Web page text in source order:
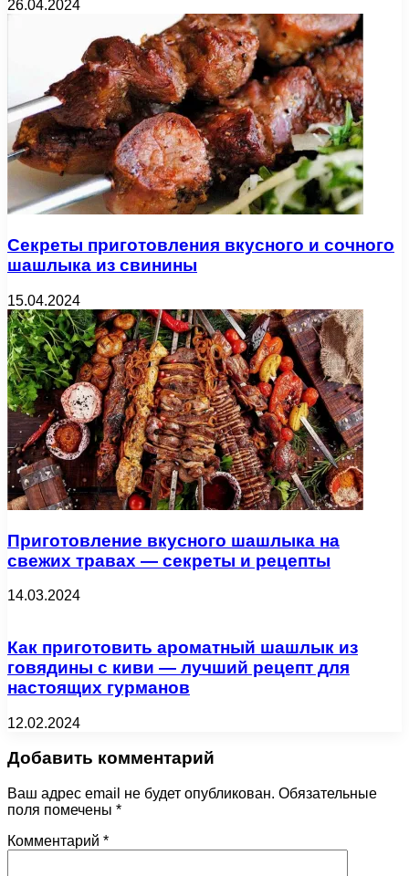
26.04.2024
Секреты приготовления вкусного и сочного
шашлыка из свинины
15.04.2024
Приготовление вкусного шашлыка на
свежих травах — секреты и рецепты
14.03.2024
Как приготовить ароматный шашлык из
говядины с киви — лучший рецепт для
настоящих гурманов
12.02.2024
Добавить комментарий
Ваш адрес email не будет опубликован. Обязательные
поля помечены *
Комментарий *